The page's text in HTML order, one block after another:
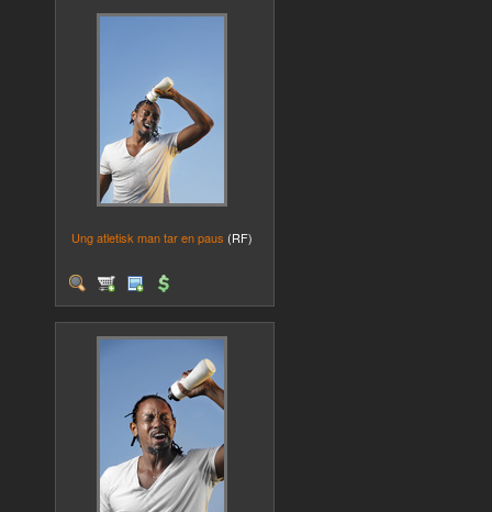
Ung atletisk man tar en paus (RF)